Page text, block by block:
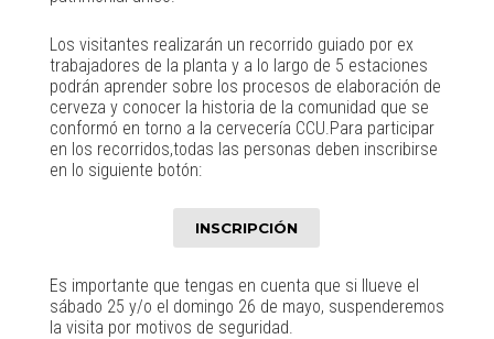
Los visitantes realizarán un recorrido guiado por ex
trabajadores de la planta y a lo largo de 5 estaciones
podrán aprender sobre los procesos de elaboración de
cerveza y conocer la historia de la comunidad que se
conformó en torno a la cervecería CCU.Para participar
en los recorridos,todas las personas deben inscribirse
en lo siguiente botón:
INSCRIPCIÓN
Es importante que tengas en cuenta que si llueve el
sábado 25 y/o el domingo 26 de mayo, suspenderemos
la visita por motivos de seguridad.